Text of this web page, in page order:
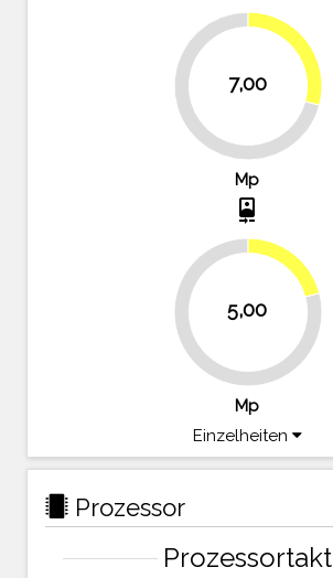
7,00
70.8%
29.2%
Mp
camera_front
5,00
79.2%
20.8%
Mp
Einzelheiten
Prozessor
Prozessortakt